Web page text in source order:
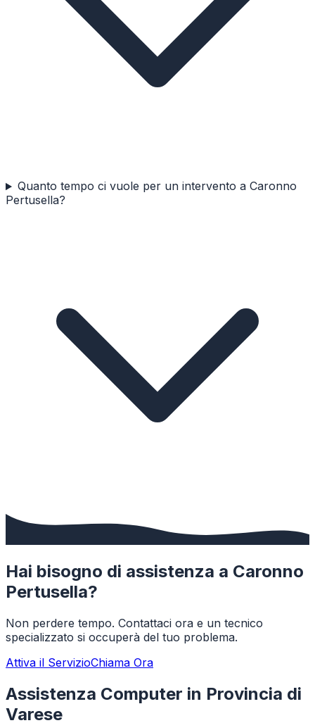
Quanto tempo ci vuole per un intervento a Caronno
Pertusella?
Hai bisogno di assistenza a Caronno
Pertusella?
Non perdere tempo. Contattaci ora e un tecnico
specializzato si occuperà del tuo problema.
Attiva il ServizioChiama Ora
Assistenza Computer in Provincia di
Varese